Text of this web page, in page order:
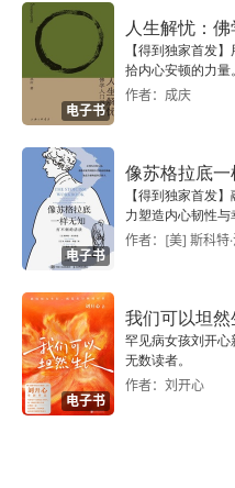
电子书
人生解忧：
【得到独家首发
拾内心安顿的力量。
作者：成庆
电子书
像苏格拉底
【得到独家首发
力塑造内心韧性与
作者：[美] 斯科特
电子书
我们可以坦然
罕见病女孩刘开心
无数读者。
作者：刘开心